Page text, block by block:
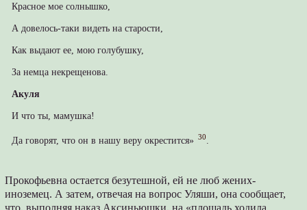
Красное мое солнышко,
А довелось-таки видеть на старости,
Как выдают ее, мою голубушку,
За немца некрещенова.
Акуля
И что ты, мамушка!
Да говорят, что он в нашу веру окрестится» 30
Прокофьевна остается безутешной, ей не люб жених-
иноземец. А затем, отвечая на вопрос Уляши, она сообщает,